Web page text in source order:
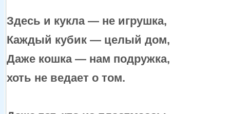
Здесь и кукла — не игрушка,
Каждый кубик — целый дом,
Даже кошка — нам подружка,
хоть не ведает о том.